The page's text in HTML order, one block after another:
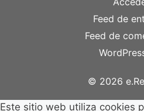
Feed de
Feed de
© 2026
Este sitio web utiliza cookies